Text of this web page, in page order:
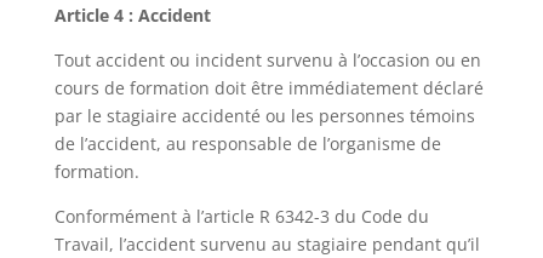
Article 4 : Accident
Tout accident ou incident survenu à l’occasion ou en
cours de formation doit être immédiatement déclaré
par le stagiaire accidenté ou les personnes témoins
de l’accident, au responsable de l’organisme de
formation.
Conformément à l’article R 6342-3 du Code du
Travail, l’accident survenu au stagiaire pendant qu’il